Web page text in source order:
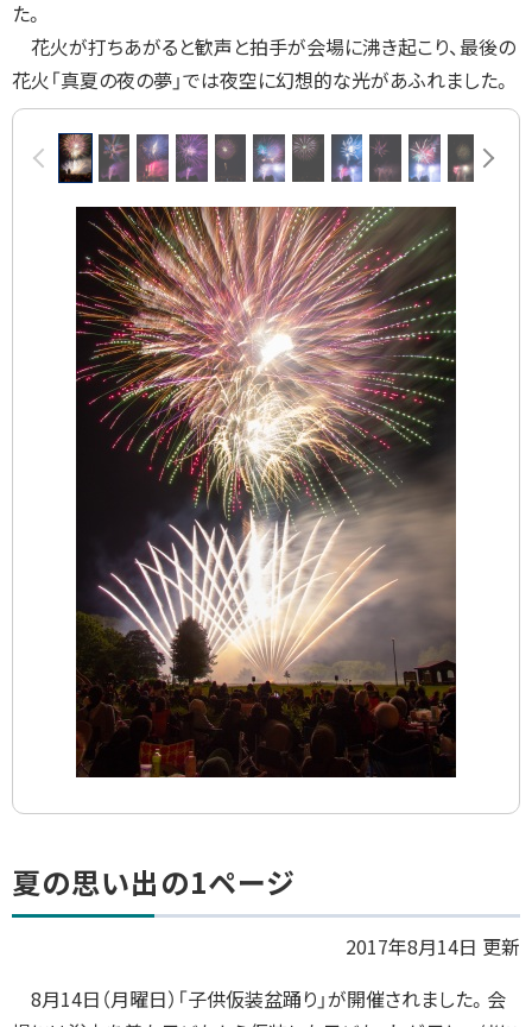
た。
花火が打ちあがると歓声と拍手が会場に沸き起こり、最後の
花火「真夏の夜の夢」では夜空に幻想的な光があふれました。
画
前へ
ト
ッ
夏の思い出の1ページ
2017年8月14日 更新
8月14日（月曜日）「子供仮装盆踊り」が開催されました。会